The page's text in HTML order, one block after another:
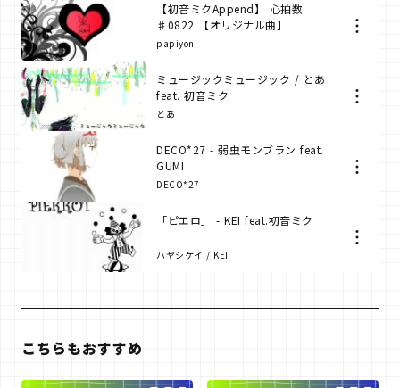
【初音ミクAppend】 心拍数
♯0822 【オリジナル曲】
papiyon
ミュージックミュージック / とあ
feat. 初音ミク
とあ
DECO*27 - 弱虫モンブラン feat.
GUMI
DECO*27
「ピエロ」 - KEI feat.初音ミク
ハヤシケイ / KEI
こちらもおすすめ